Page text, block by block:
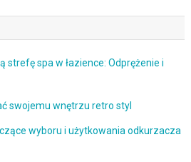
strefę spa w łazience: Odprężenie i
swojemu wnętrzu retro styl
wyboru i użytkowania odkurzacza